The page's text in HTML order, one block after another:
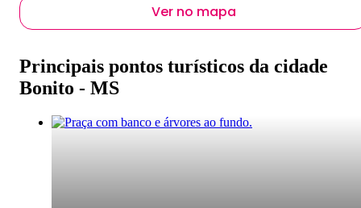
Ver no mapa
Principais pontos turísticos da cidade
Bonito - MS